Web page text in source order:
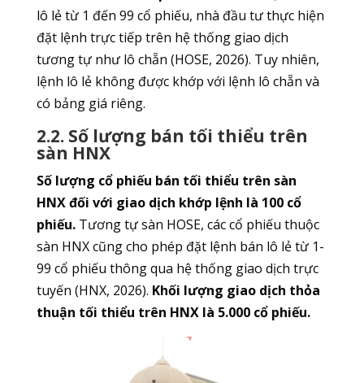
lô lẻ từ 1 đến 99 cổ phiếu, nhà đầu tư thực hiện
đặt lệnh trực tiếp trên hệ thống giao dịch
tương tự như lô chẵn (HOSE, 2026). Tuy nhiên,
lệnh lô lẻ không được khớp với lệnh lô chẵn và
có bảng giá riêng.
2.2. Số lượng bán tối thiểu trên
sàn HNX
Số lượng cổ phiếu bán tối thiểu trên sàn
HNX đối với giao dịch khớp lệnh là 100 cổ
phiếu.Tương tự sàn HOSE, các cổ phiếu thuộc
sàn HNX cũng cho phép đặt lệnh bán lô lẻ từ 1-
99 cổ phiếu thông qua hệ thống giao dịch trực
tuyến (HNX, 2026). Khối lượng giao dịch thỏa
thuận tối thiểu trên HNX là 5.000 cổ phiếu.